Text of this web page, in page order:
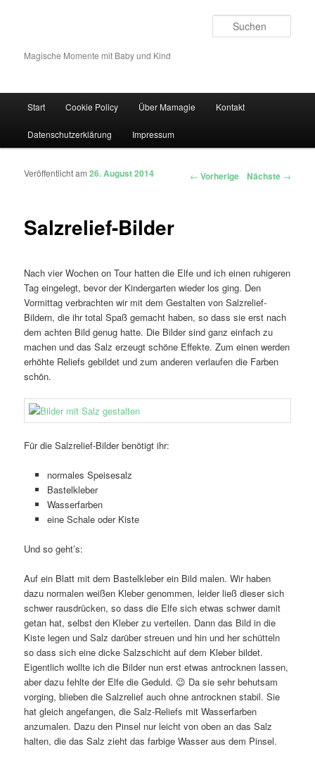
Magische Momente mit Baby und Kind
Zum Inhalt wechseln
Zum sekundären Inhalt wechseln
Start Cookie Policy Über Mamagie Kontakt
Datenschutzerklärung Impressum
Artikelnavigation ← Vorherige Nächste →
Salzrelief-Bilder
Veröffentlicht am26. August 2014
Nach vier Wochen on Tour hatten die Elfe und ich einen ruhigeren
Tag eingelegt, bevor der Kindergarten wieder los ging. Den
Vormittag verbrachten wir mit dem Gestalten von Salzrelief-
Bildern, die ihr total Spaß gemacht haben, so dass sie erst nach
dem achten Bild genug hatte. Die Bilder sind ganz einfach zu
machen und das Salz erzeugt schöne Effekte. Zum einen werden
erhöhte Reliefs gebildet und zum anderen verlaufen die Farben
schön.
Für die Salzrelief-Bilder benötigt ihr:
normales Speisesalz
Bastelkleber
Wasserfarben
eine Schale oder Kiste
Und so geht’s:
Auf ein Blatt mit dem Bastelkleber ein Bild malen. Wir haben
dazu normalen weißen Kleber genommen, leider ließ dieser sich
schwer rausdrücken, so dass die Elfe sich etwas schwer damit
getan hat, selbst den Kleber zu verteilen. Dann das Bild in die
Kiste legen und Salz darüber streuen und hin und her schütteln
so dass sich eine dicke Salzschicht auf dem Kleber bildet.
Eigentlich wollte ich die Bilder nun erst etwas antrocknen lassen,
aber dazu fehlte der Elfe die Geduld. 😉 Da sie sehr behutsam
vorging, blieben die Salzrelief auch ohne antrocknen stabil. Sie
hat gleich angefangen, die Salz-Reliefs mit Wasserfarben
anzumalen. Dazu den Pinsel nur leicht von oben an das Salz
halten, die das Salz zieht das farbige Wasser aus dem Pinsel.